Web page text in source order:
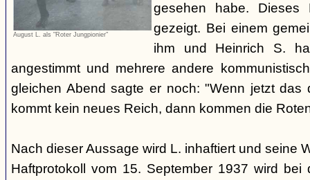
August L. als "Roter Jungpionier"
gesehen habe.
gezeigt. Bei einem
ihm und Heinrich S.
angestimmt und mehrere andere
gleichen Abend sagte er noch: "Wenn jetzt das
kommt kein neues Reich, dann kommen die
Nach dieser Aussage wird L. inhaftiert und seine
Haftprotokoll vom 15. September 1937 wird bei